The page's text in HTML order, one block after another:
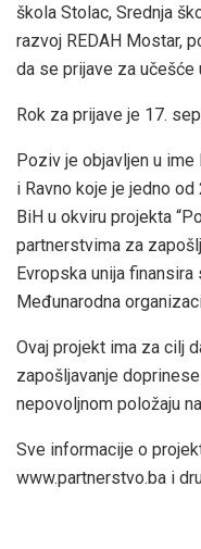
škola Stolac, Srednja
razvoj REDAH Mostar,
da se prijave za učešće
Rok za prijave je 17.
Poziv je objavljen u
i Ravno koje je jedno
BiH u okviru projekta
partnerstvima za
Evropska unija
Međunarodna
Ovaj projekt ima za cilj
zapošljavanje
nepovoljnom položaju
Sve informacije o
www.partnerstvo.ba i